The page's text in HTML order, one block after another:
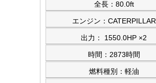
全長：80.0ft
エンジン：CATERPILLAR
出力： 1550.0HP ×2
時間：2873時間
燃料種別：軽油